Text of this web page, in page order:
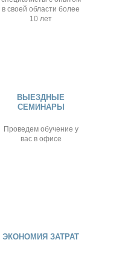
в своей области более
10 лет
ВЫЕЗДНЫЕ
СЕМИНАРЫ
Проведем обучение у
вас в офисе
ЭКОНОМИЯ ЗАТРАТ